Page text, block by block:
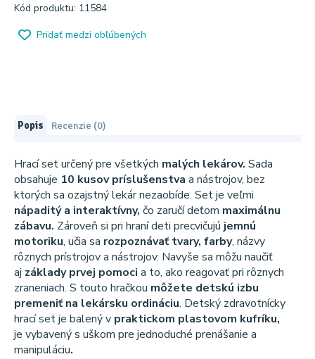
Kód produktu: 11584
Pridať medzi obľúbených
Popis Recenzie (0)
Hrací set určený pre všetkých malých lekárov. Sada
obsahuje 10 kusov príslušenstva a nástrojov, bez
ktorých sa ozajstný lekár nezaobíde. Set je veľmi
nápaditý a interaktívny, čo zaručí deťom maximálnu
zábavu. Zároveň si pri hraní deti precvičujú jemnú
motoriku, učia sa rozpoznávať tvary, farby, názvy
rôznych prístrojov a nástrojov. Navyše sa môžu naučiť
aj základy prvej pomoci a to, ako reagovať pri rôznych
zraneniach. S touto hračkou môžete detskú izbu
premeniť na lekársku ordináciu. Detský zdravotnícky
hrací set je balený v praktickom plastovom kufríku,
je vybavený s uškom pre jednoduché prenášanie a
manipuláciu.